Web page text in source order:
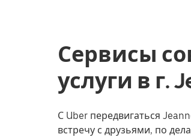
Сервисы
услуги в г.
С Uber передвигаться
встречу с друзьями, по